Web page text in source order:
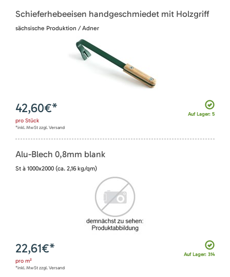
Schieferhebeeisen handgeschmiedet mit Holzgriff
sächsische Produktion / Adner
Auf Lager: 5
42,60€*
pro Stück
*inkl. MwSt zzgl. Versand
Alu-Blech 0,8mm blank
St à 1000x2000 (ca. 2,16 kg/qm)
Auf Lager: 314
22,61€*
pro m²
*inkl. MwSt zzgl. Versand